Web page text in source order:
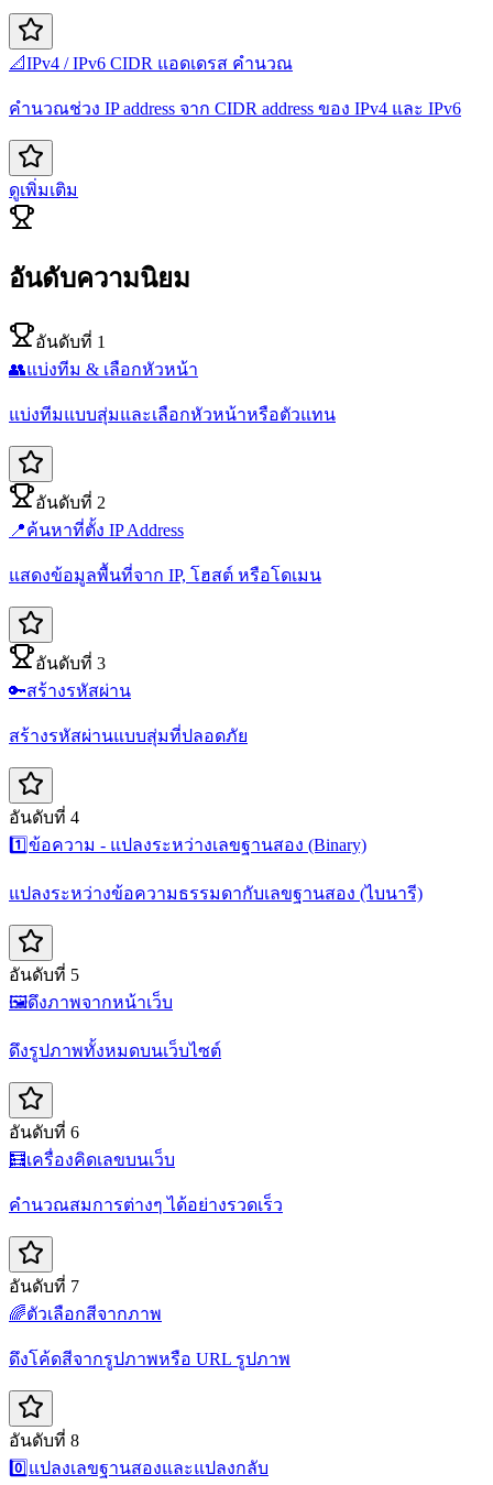
📐IPv4 / IPv6 CIDR แอดเดรส คำนวณ
คำนวณช่วง IP address จาก CIDR address ของ IPv4 และ IPv6
ดูเพิ่มเติม
อันดับความนิยม
อันดับที่ 1
👥แบ่งทีม & เลือกหัวหน้า
แบ่งทีมแบบสุ่มและเลือกหัวหน้าหรือตัวแทน
อันดับที่ 2
📍ค้นหาที่ตั้ง IP Address
แสดงข้อมูลพื้นที่จาก IP, โฮสต์ หรือโดเมน
อันดับที่ 3
🔑สร้างรหัสผ่าน
สร้างรหัสผ่านแบบสุ่มที่ปลอดภัย
อันดับที่ 4
1️⃣ข้อความ - แปลงระหว่างเลขฐานสอง (Binary)
แปลงระหว่างข้อความธรรมดากับเลขฐานสอง (ไบนารี)
อันดับที่ 5
🖼️ดึงภาพจากหน้าเว็บ
ดึงรูปภาพทั้งหมดบนเว็บไซต์
อันดับที่ 6
🧮เครื่องคิดเลขบนเว็บ
คำนวณสมการต่างๆ ได้อย่างรวดเร็ว
อันดับที่ 7
🌈ตัวเลือกสีจากภาพ
ดึงโค้ดสีจากรูปภาพหรือ URL รูปภาพ
อันดับที่ 8
0️⃣ แปลงเลขฐานสองและแปลงกลับ